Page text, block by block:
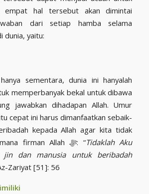
empat hal tersebut akan dimintai
dari setiap hamba selama
dunia, yaitu:
sementara, dunia ini hanyalah
memperbanyak bekal untuk dibawa
jawabkan dihadapan Allah. Umur
cepat ini harus dimanfaatkan sebaik-
kepada Allah agar kita tidak
merugi. Sebagaimana firman Allah ﷻ: “Tidaklah Aku
jin dan manusia untuk beribadah
Zariyat [51]: 56